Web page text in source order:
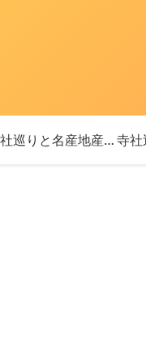
「神社巡りと名産地産を探す旅」ブログ始めました！